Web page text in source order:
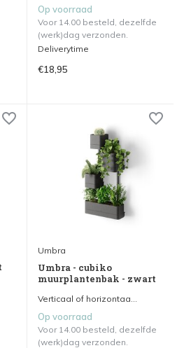
Op voorraad
Voor 14.00 besteld, dezelfde
(werk)dag verzonden.
Deliverytime
€18,95
Umbra
Umbra - cubiko
muurplantenbak - zwart
Verticaal of horizontaa...
Op voorraad
Voor 14.00 besteld, dezelfde
(werk)dag verzonden.